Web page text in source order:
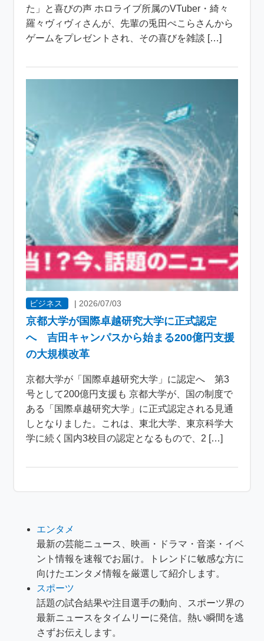
た」と喜びの声 ホロライブ所属のVTuber・綺々
羅々ヴィヴィさんが、先輩の兎田ぺこらさんから
ゲームをプレゼントされ、その喜びを雑談 […]
ビジネス |2026/07/03
京都大学が国際卓越研究大学に正式認定
へ 吉田キャンパスから始まる200億円支援
の大規模改革
京都大学が「国際卓越研究大学」に認定へ 第3
号として200億円支援も 京都大学が、国の制度で
ある「国際卓越研究大学」に正式認定される見通
しとなりました。これは、東北大学、東京科学大
学に続く国内3校目の認定となるもので、2 […]
エンタメ
最新の芸能ニュース、映画・ドラマ・音楽・イベ
ント情報を速報でお届け。トレンドに敏感な方に
向けたエンタメ情報を厳選して紹介します。
スポーツ
話題の試合結果や注目選手の動向、スポーツ界の
最新ニュースをタイムリーに発信。熱い瞬間を逃
さずお伝えします。